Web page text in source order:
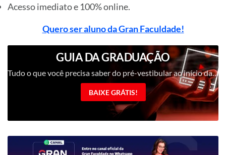
Acesso imediato e 100% online.
Quero ser aluno da Gran Faculdade!
GUIA DA GRADUAÇÃO
Tudo o que você precisa saber do pré-vestibular ao início da vida acadêmica
BAIXE GRÁTIS!